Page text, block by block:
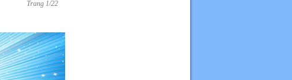
Trang 1/22